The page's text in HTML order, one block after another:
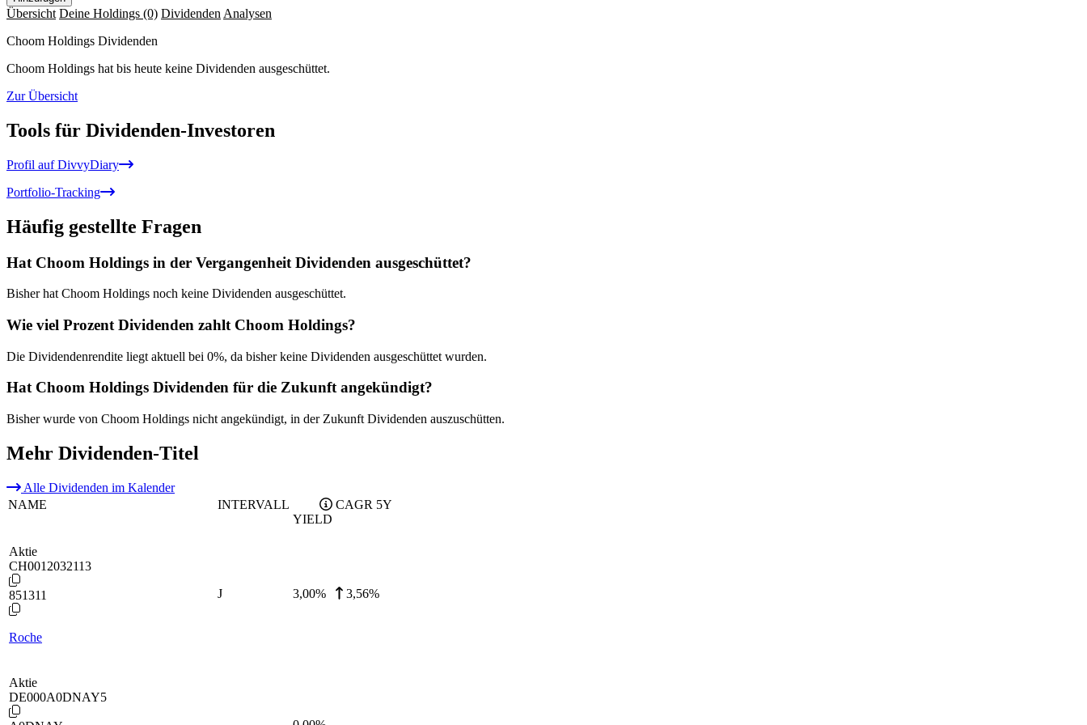
Übersicht Deine Holdings (0) Dividenden Analysen
Choom Holdings Dividenden
Choom Holdings hat bis heute keine Dividenden ausgeschüttet.
Zur Übersicht
Tools für Dividenden-Investoren
Profil auf DivvyDiary
Portfolio-Tracking
Häufig gestellte Fragen
Hat Choom Holdings in der Vergangenheit Dividenden ausgeschüttet?
Bisher hat Choom Holdings noch keine Dividenden ausgeschüttet.
Wie viel Prozent Dividenden zahlt Choom Holdings?
Die Dividendenrendite liegt aktuell bei 0%, da bisher keine Dividenden ausgeschüttet wurden.
Hat Choom Holdings Dividenden für die Zukunft angekündigt?
Bisher wurde von Choom Holdings nicht angekündigt, in der Zukunft Dividenden auszuschütten.
Mehr Dividenden-Titel
Alle Dividenden im Kalender
NAME
INTERVALL
YIELD
CAGR 5Y
Aktie
CH0012032113
851311
Roche
J 3,00% 3,56%
Aktie
DE000A0DNAY5